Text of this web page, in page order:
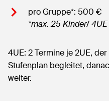
pro Gruppe*: 500 €
*max. 25 Kinder/ 4UE
4UE: 2 Termine je 2UE,
Stufenplan begleitet,
weiter.